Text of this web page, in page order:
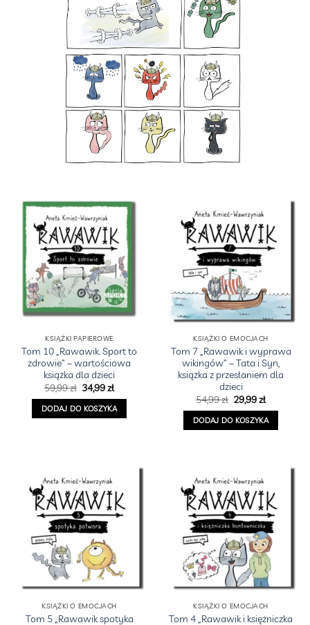
KSIĄŻKI PAPIEROWE
Tom 10 „Rawawik. Sport to
zdrowie” – wartościowa
książka dla dzieci
59,99zł Pierwotna
cena
wynosiła:
59,99 zł.
34,99złAktualna
wynosi:
34,99 zł.
DODAJ DO KOSZYKA
KSIĄŻKI O EMOCJACH
Tom 7 „Rawawik i wyprawa
wikingów” – Tata i Syn,
książka z przesłaniem dla
dzieci
54,99zł Pierwotna
cena
wynosiła:
54,99 zł.
29,99złAktualna
wynosi:
29,99 zł.
DODAJ DO KOSZYKA
KSIĄŻKI O EMOCJACH
Tom 5 „Rawawik spotyka
KSIĄŻKI O EMOCJACH
Tom 4 „Rawawik i księżniczka